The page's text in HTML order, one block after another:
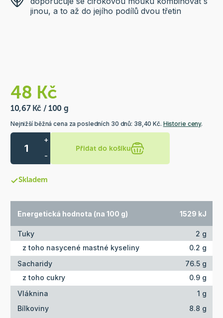
jinou, a to až do jejího podílů dvou třetin
48 Kč
10,67 Kč / 100 g
Nejnižší běžná cena za posledních 30 dnů: 38,40 Kč. Historie ceny.
+
-
Přidat do košíku
Skladem
Energetická hodnota (na 100 g) 1529 kJ
Tuky
2 g
z toho nasycené mastné kyseliny
0.2 g
Sacharidy
76.5 g
z toho cukry
0.9 g
Vláknina
1 g
Bílkoviny
8.8 g